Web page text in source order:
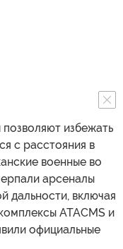
избежать
с расстояния в
военные во
арсеналы
дальности, включая
ATACMS и
официальные